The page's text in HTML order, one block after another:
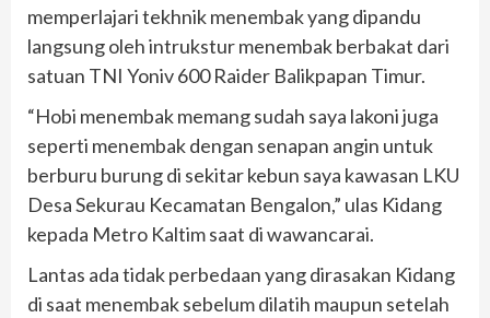
memperlajari tekhnik menembak yang dipandu
langsung oleh intrukstur menembak berbakat dari
satuan TNI Yoniv 600 Raider Balikpapan Timur.
“Hobi menembak memang sudah saya lakoni juga
seperti menembak dengan senapan angin untuk
berburu burung di sekitar kebun saya kawasan LKU
Desa Sekurau Kecamatan Bengalon,” ulas Kidang
kepada Metro Kaltim saat di wawancarai.
Lantas ada tidak perbedaan yang dirasakan Kidang
di saat menembak sebelum dilatih maupun setelah